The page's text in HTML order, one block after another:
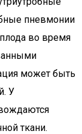
пневмонии
во время
может быть
У
ткани.